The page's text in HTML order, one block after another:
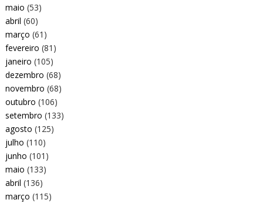
maio (53)
abril (60)
março (61)
fevereiro (81)
janeiro (105)
dezembro (68)
novembro (68)
outubro (106)
setembro (133)
agosto (125)
julho (110)
junho (101)
maio (133)
abril (136)
março (115)